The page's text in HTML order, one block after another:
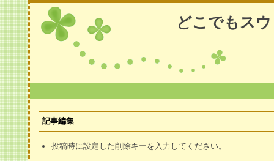
どこでもス
記事編集
投稿時に設定した削除キーを入力してください。